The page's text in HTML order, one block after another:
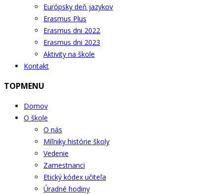
Európsky deň jazykov
Erasmus Plus
Erasmus dni 2022
Erasmus dni 2023
Aktivity na škole
Kontakt
TOPMENU
Domov
O škole
O nás
Míľniky histórie školy
Vedenie
Zamestnanci
Etický kódex učiteľa
Úradné hodiny